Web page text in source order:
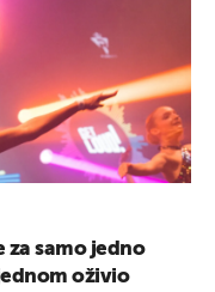
za samo jedno
oživio